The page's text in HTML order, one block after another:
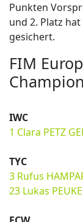
Punkten
und 2. Platz
gesichert.
FIM
IWC
1 Clara PETZ
TYC
3 Rufus
23 Lukas